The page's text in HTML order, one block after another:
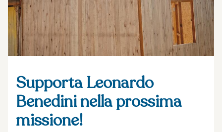
Supporta Leonardo
Benedini nella prossima
missione!